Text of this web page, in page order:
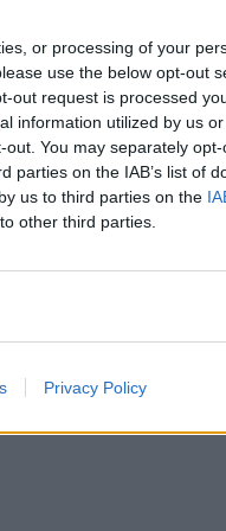
or processing of your
use the below opt-out
out request is processed
information utilized by us
You may separately
parties on the IAB’s list of
us to third parties on the
other third parties.
Privacy Policy
companie ce
în ceea
din țara
una dintre
în...